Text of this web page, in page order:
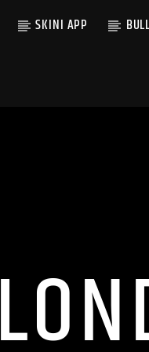
SKINI APP